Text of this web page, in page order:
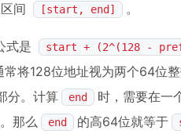
间 [start, end] 。
式是 start + (2^(128 -
将128位地址视为两个64位
分。计算
end
时，需要在一
那么 end 的高64位就等于